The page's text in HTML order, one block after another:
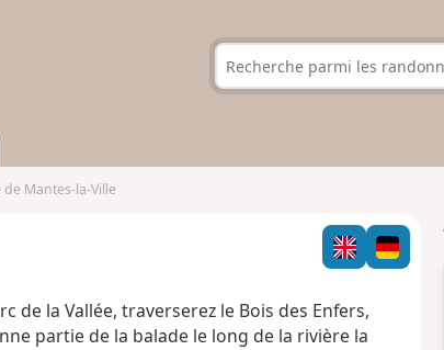
de Mantes-la-Ville
de la Vallée, traverserez le Bois des Enfers,
partie de la balade le long de la rivière la